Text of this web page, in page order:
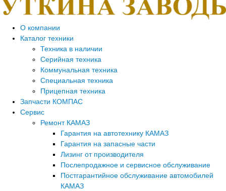
О компании
Каталог техники
Техника в наличии
Серийная техника
Коммунальная техника
Специальная техника
Прицепная техника
Запчасти КОМПАС
Сервис
Ремонт КАМАЗ
Гарантия на автотехнику КАМАЗ
Гарантия на запасные части
Лизинг от производителя
Послепродажное и сервисное обслуживание
Постгарантийное обслуживание автомобилей
КАМАЗ